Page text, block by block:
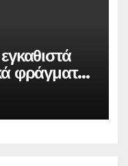
φράγματα